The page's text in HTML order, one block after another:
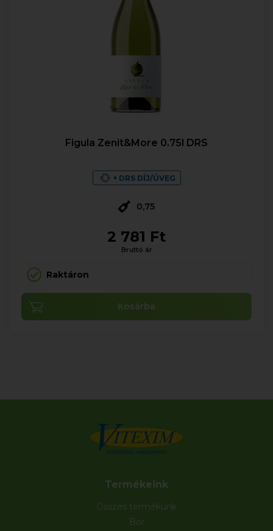
Figula Zenit&More 0.75l DRS
+ DRS DÍJ/ÜVEG
0,75
2 781 Ft
Bruttó ár
Raktáron
Kosárba
Termékeink
Összes termékünk
Bor